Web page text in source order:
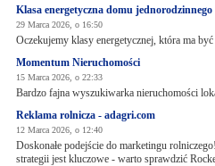
Klasa energetyczna domu jednorodzinnego
29 Marca 2026, o 16:50
Oczekujemy klasy energetycznej, która ma
Momentum Nieruchomości
15 Marca 2026, o 22:33
Bardzo fajna wyszukiwarka nieruchomości
Reklama rolnicza - adagri.com
12 Marca 2026, o 12:40
Doskonałe podejście do marketingu
strategii jest kluczowe - warto sprawdzić